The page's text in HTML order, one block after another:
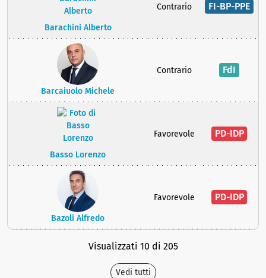
Barachini Alberto
Contrario FI-BP-PPE
Barcaiuolo Michele
Contrario FdI
Basso Lorenzo
Favorevole PD-IDP
Bazoli Alfredo
Favorevole PD-IDP
Visualizzati 10 di 205
Vedi tutti